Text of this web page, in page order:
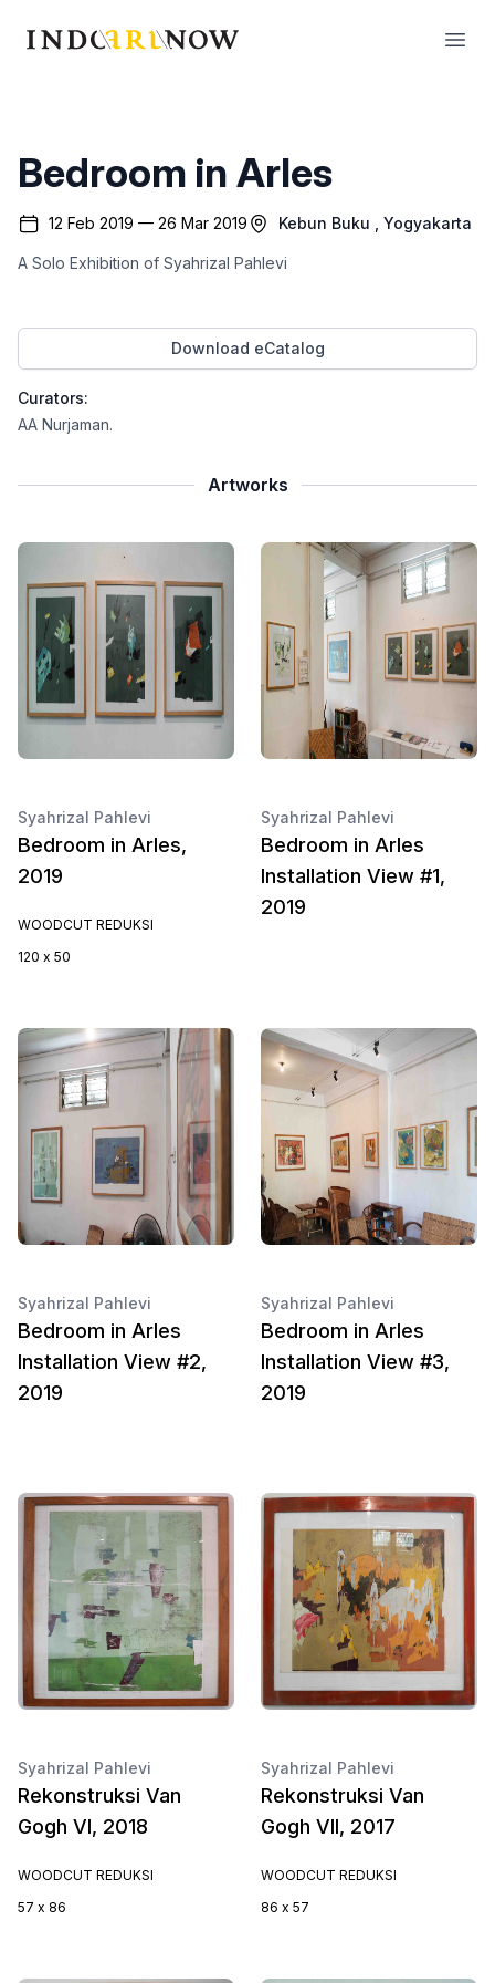
IndoArtNow
Bedroom in Arles
12 Feb 2019 — 26 Mar 2019 Kebun Buku , Yogyakarta
A Solo Exhibition of Syahrizal Pahlevi
Download eCatalog
Curators:
AA Nurjaman.
Artworks
Syahrizal Pahlevi
Bedroom in Arles,
2019
WOODCUT REDUKSI
120 x 50
Syahrizal Pahlevi
Bedroom in Arles
Installation View #1,
2019
Syahrizal Pahlevi
Bedroom in Arles
Installation View #2,
2019
Syahrizal Pahlevi
Bedroom in Arles
Installation View #3,
2019
Syahrizal Pahlevi
Rekonstruksi Van
Gogh VI, 2018
WOODCUT REDUKSI
57 x 86
Syahrizal Pahlevi
Rekonstruksi Van
Gogh VII, 2017
WOODCUT REDUKSI
86 x 57